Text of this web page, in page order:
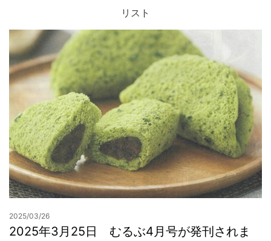
リスト
2025/03/26
2025年3月25日 むるぶ4月号が発刊されま